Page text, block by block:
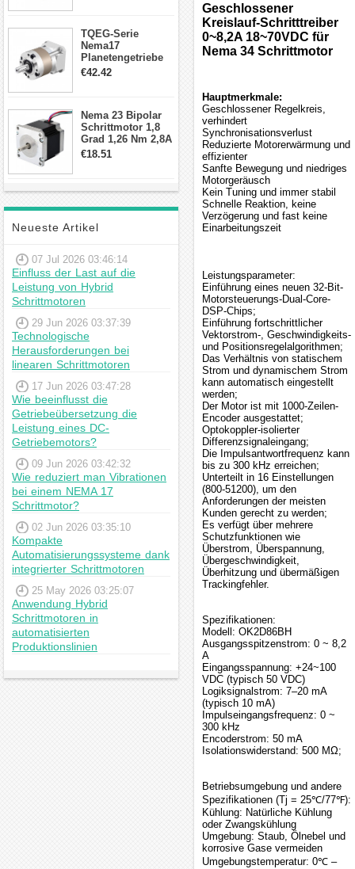
TQEG-Serie
Nema17
Planetengetriebe
10:1 Spiel 15Arc-
€42.42
Nema 23 Bipolar
Schrittmotor 1,8
Grad 1,26 Nm 2,8A
2,5V 4 Drähte
€18.51
Neueste Artikel
07 Jul 2026 03:46:14
Einfluss der Last auf die
Leistung von Hybrid
Schrittmotoren
29 Jun 2026 03:37:39
Technologische
Herausforderungen bei
linearen Schrittmotoren
17 Jun 2026 03:47:28
Wie beeinflusst die
Getriebeübersetzung die
Leistung eines DC-
Getriebemotors?
09 Jun 2026 03:42:32
Wie reduziert man Vibrationen
bei einem NEMA 17
Schrittmotor?
02 Jun 2026 03:35:10
Kompakte
Automatisierungssysteme dank
integrierter Schrittmotoren
25 May 2026 03:25:07
Anwendung Hybrid
Schrittmotoren in
automatisierten
Produktionslinien
Geschlossener
Kreislauf-Schritttreiber
0~8,2A 18~70VDC für
Nema 34 Schrittmotor
Hauptmerkmale:
Geschlossener Regelkreis,
verhindert
Synchronisationsverlust
Reduzierte Motorerwärmung und
effizienter
Sanfte Bewegung und niedriges
Motorgeräusch
Kein Tuning und immer stabil
Schnelle Reaktion, keine
Verzögerung und fast keine
Einarbeitungszeit
Leistungsparameter:
Einführung eines neuen 32-Bit-
Motorsteuerungs-Dual-Core-
DSP-Chips;
Einführung fortschrittlicher
Vektorstrom-, Geschwindigkeits-
und Positionsregelalgorithmen;
Das Verhältnis von statischem
Strom und dynamischem Strom
kann automatisch eingestellt
werden;
Der Motor ist mit 1000-Zeilen-
Encoder ausgestattet;
Optokoppler-isolierter
Differenzsignaleingang;
Die Impulsantwortfrequenz kann
bis zu 300 kHz erreichen;
Unterteilt in 16 Einstellungen
(800-51200), um den
Anforderungen der meisten
Kunden gerecht zu werden;
Es verfügt über mehrere
Schutzfunktionen wie
Überstrom, Überspannung,
Übergeschwindigkeit,
Überhitzung und übermäßigen
Trackingfehler.
Spezifikationen:
Modell: OK2D86BH
Ausgangsspitzenstrom: 0 ~ 8,2
A
Eingangsspannung: +24~100
VDC (typisch 50 VDC)
Logiksignalstrom: 7–20 mA
(typisch 10 mA)
Impulseingangsfrequenz: 0 ~
300 kHz
Encoderstrom: 50 mA
Isolationswiderstand: 500 MΩ;
Betriebsumgebung und andere
Spezifikationen (Tj = 25℃/77℉):
Kühlung: Natürliche Kühlung
oder Zwangskühlung
Umgebung: Staub, Ölnebel und
korrosive Gase vermeiden
Umgebungstemperatur: 0℃ –